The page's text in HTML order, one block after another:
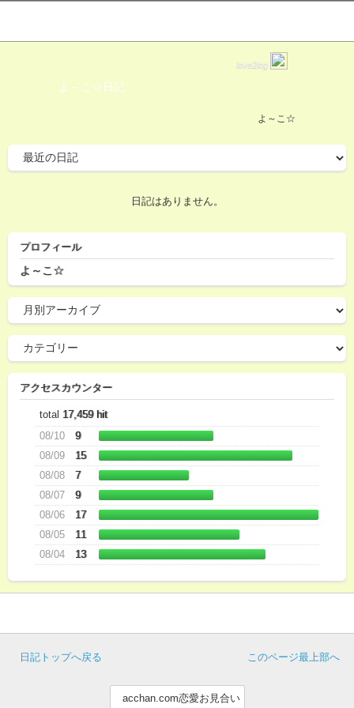
love2log
よ～こ☆日記
よ～こ☆
日記はありません。
プロフィール
よ～こ☆
アクセスカウンター
total 17,459 hit
08/10
9
08/09
15
08/08
7
08/07
9
08/06
17
08/05
11
08/04
13
このページ最上部へ
日記トップへ戻る